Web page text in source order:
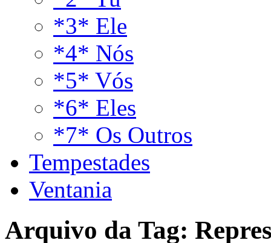
*3* Ele
*4* Nós
*5* Vós
*6* Eles
*7* Os Outros
Tempestades
Ventania
Arquivo da Tag: